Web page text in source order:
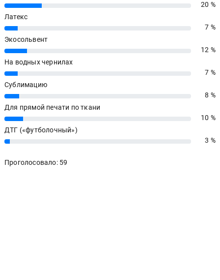
20%
20 %
Латекс
7%
7 %
Экосольвент
12%
12 %
На водных чернилах
7%
7 %
Сублимацию
8%
8 %
Для прямой печати по ткани
10%
10 %
ДТГ («футболочный»)
3% 3 %
Проголосовало: 59